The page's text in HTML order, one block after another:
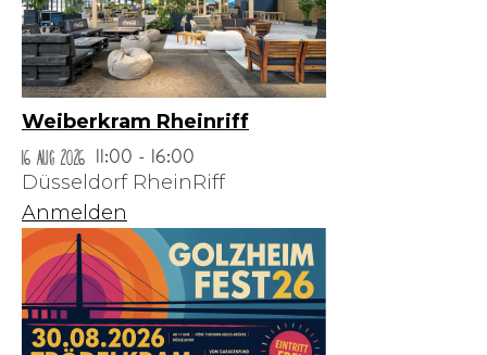
Weiberkram Rheinriff
16 Aug 2026
11:00 - 16:00
Düsseldorf RheinRiff
Anmelden